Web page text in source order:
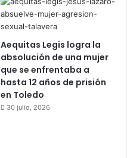
Aequitas Legis logra la
absolución de una mujer
que se enfrentaba a
hasta 12 años de prisión
en Toledo
30 julio, 2026